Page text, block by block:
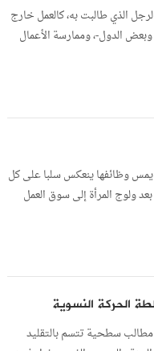
الذي طالبت به، كالعمل خارج
الدول-، وممارسة الأعمال
يمس وظائفها ينعكس سلبا على كل
ولوج المرأة إلى سوق العمل
الحركة النسوية
سطحية تتسم بالتقليد